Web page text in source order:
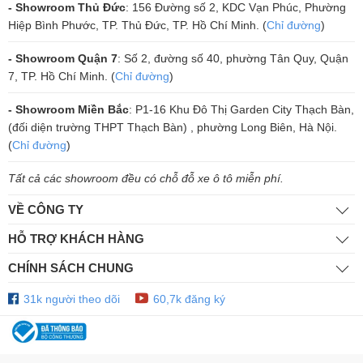
thọ cho sản phẩm.
Với khả năng kết nối với tất cả các hệ thống âm thanh hiện có, CAVS
ZM2500 Gold mang lại sự linh hoạt tối đa trong việc phối ghép và lắp
đặt. Ngoài ra, thiết bị còn hỗ trợ âm thanh vòm surround, giúp trải
nghiệm âm thanh của bạn thêm phần sống động và hoàn hảo.
Tính Ứng Dụng Cao và Đơn Giản Khi Sử Dụng
CAVS ZM2500 Gold là lựa chọn tuyệt vời cho các hệ thống karaoke
không gian nào cần âm thanh chất lượng. Thiết bị dễ dàng lắp đặt và
có thể hoạt động ổn định trong nhiều giờ liên tục mà không gặp phải
Cục đẩy này cung cấp các chế độ điều chỉnh giúp người dùng tinh
chỉnh âm thanh một cách chính xác hơn, bao gồm: độ nhạy đầu vào
(0.775V / 1.0V / 1.5V), chế độ đầu vào (Bridge / Mono / Stereo), chế
- Showroom Thủ Đức: 156 Đường số 2, KDC Vạn Phúc, Phường
Hiệp Bình Phước, TP. Thủ Đức, TP. Hồ Chí Minh. (Chỉ đường)
- Showroom Quận 7: Số 2, đường số 40, phường Tân Quy, Quận
7, TP. Hồ Chí Minh. (Chỉ đường)
- Showroom Miền Bắc: P1-16 Khu Đô Thị Garden City Thạch Bàn,
(đối diện trường THPT Thạch Bàn) , phường Long Biên, Hà Nội.
(Chỉ đường)
Tất cả các showroom đều có chỗ đỗ xe ô tô miễn phí.
VỀ CÔNG TY
HỖ TRỢ KHÁCH HÀNG
CHÍNH SÁCH CHUNG
31k người theo dõi 60,7k đăng ký